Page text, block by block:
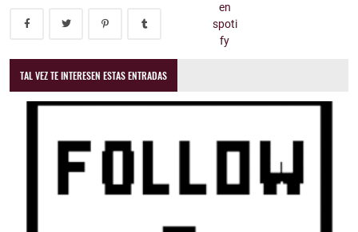
TAL VEZ TE INTERESEN ESTAS ENTRADAS